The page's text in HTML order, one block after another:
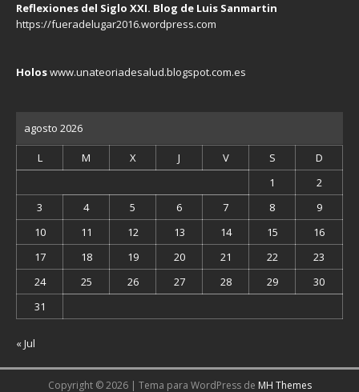
Reflexiones del Siglo XXI. Blog de Luis Sanmartin
https://fueradelugar2016.wordpress.com
Holoswww.unateoriadesalud.blogspot.com.es
agosto 2026
L M X J V S
D
1
2
3
4 5 6 7 8
9
10
11 12 13 14 15
16
17
18 19 20 21 22
23
24
25 26 27 28 29
30
31
« Jul
Copyright © 2026 | Tema para WordPress de MH Themes